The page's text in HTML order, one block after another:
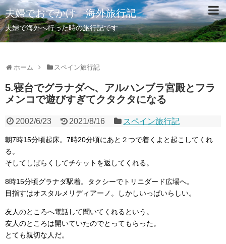
夫婦でおでかけ 海外旅行記
夫婦で海外へ行った時の旅行記です
ホーム スペイン旅行記
5.寝台でグラナダへ、アルハンブラ宮殿とフラ
メンコで遊びすぎてクタクタになる
2002/6/23 2021/8/16 スペイン旅行記
朝7時15分頃起床。7時20分頃にあと２つで着くよと起こしてくれ
る。
そしてしばらくしてチケットを返してくれる。
8時15分頃グラナダ駅着。タクシーでトリニダード広場へ。
目指すはオスタルメリディアーノ。しかしいっぱいらしい。
友人のところへ電話して聞いてくれるという。
友人のところは開いていたのでとってもらった。
とても親切な人だ。